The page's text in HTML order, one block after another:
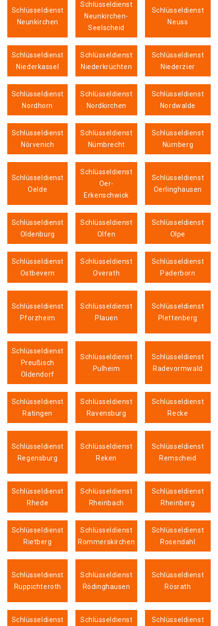
Schlüsseldienst
Neunkirchen
Schlüsseldienst
Neunkirchen-
Seelscheid
Schlüsseldienst
Neuss
Schlüsseldienst
Niederkassel
Schlüsseldienst
Niederkrüchten
Schlüsseldienst
Niederzier
Schlüsseldienst
Nordhorn
Schlüsseldienst
Nordkirchen
Schlüsseldienst
Nordwalde
Schlüsseldienst
Nörvenich
Schlüsseldienst
Nümbrecht
Schlüsseldienst
Nürnberg
Schlüsseldienst
Oelde
Schlüsseldienst
Oer-
Erkenschwick
Schlüsseldienst
Oerlinghausen
Schlüsseldienst
Oldenburg
Schlüsseldienst
Olfen
Schlüsseldienst
Olpe
Schlüsseldienst
Ostbevern
Schlüsseldienst
Overath
Schlüsseldienst
Paderborn
Schlüsseldienst
Pforzheim
Schlüsseldienst
Plauen
Schlüsseldienst
Plettenberg
Schlüsseldienst
Preußisch
Oldendorf
Schlüsseldienst
Pulheim
Schlüsseldienst
Radevormwald
Schlüsseldienst
Ratingen
Schlüsseldienst
Ravensburg
Schlüsseldienst
Recke
Schlüsseldienst
Regensburg
Schlüsseldienst
Reken
Schlüsseldienst
Remscheid
Schlüsseldienst
Rhede
Schlüsseldienst
Rheinbach
Schlüsseldienst
Rheinberg
Schlüsseldienst
Rietberg
Schlüsseldienst
Rommerskirchen
Schlüsseldienst
Rosendahl
Schlüsseldienst
Ruppichteroth
Schlüsseldienst
Rödinghausen
Schlüsseldienst
Rösrath
Schlüsseldienst Schlüsseldienst Schlüsseldienst